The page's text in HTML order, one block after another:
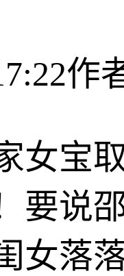
作
女宝
要说
女落